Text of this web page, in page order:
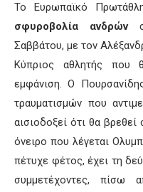
Το Ευρωπαϊκό
σφυροβολία
ανδρών
Σαββάτου, με τον
Κύπριος αθλητής που
εμφάνιση. Ο
τραυματισμών που
αισιοδοξεί ότι θα
όνειρο που λέγεται
πέτυχε φέτος, έχει τη
συμμετέχοντες, πίσω